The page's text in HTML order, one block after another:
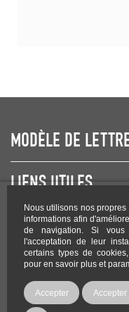
Nous utilisons nos
informations afin
de navigation. Si vous
l'acceptation de leur
certains types de
pour en savoir plus et
Accepter
MODÈLE DE
LIENS UTILES
NEWSLETTER